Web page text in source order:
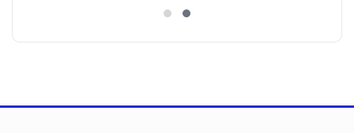
)130° de Visión (Gran Angular)